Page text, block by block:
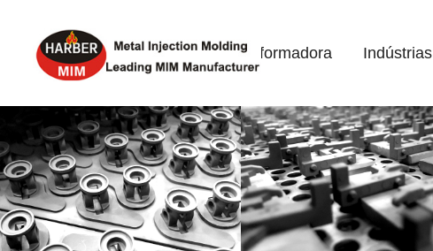
Home Indústria Transformadora Indústrias